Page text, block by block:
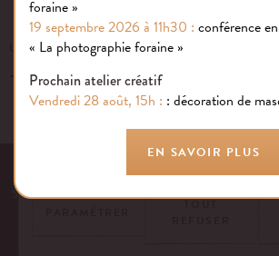
foraine »
19 septembre 2026 à 11h30 : conférence
« La photographie foraine »
Prochain atelier créatif
Vendredi 28 août, 15h : : décoration de
EN SAVOIR PLUS
UN ÉVÉNEMENT, UNE QUESTION ?
+33 (0)1 43 40 16 22
53 AVENUE DES TERROIRS DE FRANCE,
Gestion des cookies
Nous utilisons des cookies sur notre site internet
expérience aussi douce qu’une confiserie foraine !
TOUT